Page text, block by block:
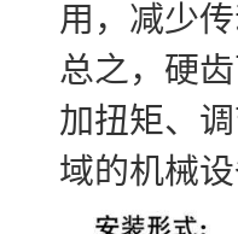
用，减少
总之，硬
加扭矩、
域的机械